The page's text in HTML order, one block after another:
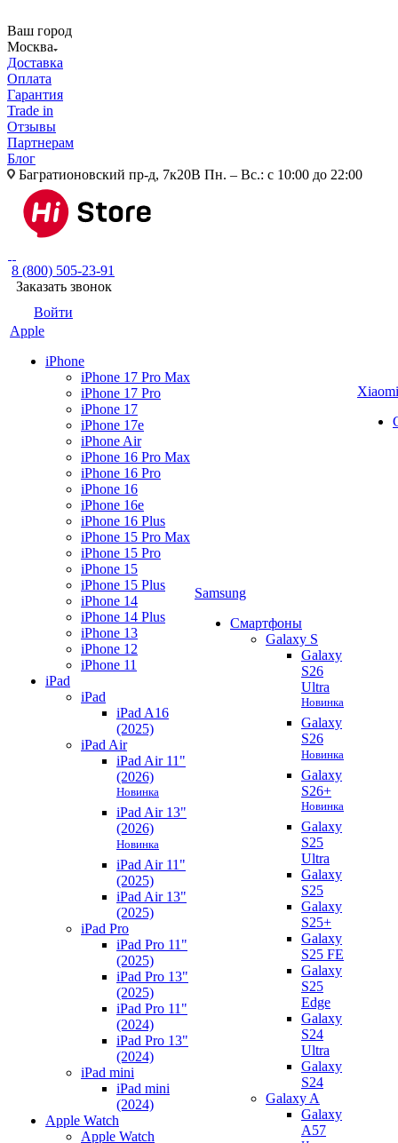
Ваш город
Москва
Доставка
Оплата
Гарантия
Trade in
Отзывы
Партнерам
Блог
Багратионовский пр-д, 7к20В Пн. – Вс.: с 10:00 до 22:00
8 (800) 505-23-91
Заказать звонок
Войти
Apple
iPhone
iPhone 17 Pro Max
iPhone 17 Pro
iPhone 17
iPhone 17e
iPhone Air
iPhone 16 Pro Max
iPhone 16 Pro
iPhone 16
iPhone 16e
iPhone 16 Plus
iPhone 15 Pro Max
iPhone 15 Pro
iPhone 15
iPhone 15 Plus
iPhone 14
iPhone 14 Plus
iPhone 13
iPhone 12
iPhone 11
iPad
iPad
iPad A16
(2025)
iPad Air
iPad Air 11"
(2026)
Новинка
iPad Air 13"
(2026)
Новинка
iPad Air 11"
(2025)
iPad Air 13"
(2025)
iPad Pro
iPad Pro 11"
(2025)
iPad Pro 13"
(2025)
iPad Pro 11"
(2024)
iPad Pro 13"
(2024)
iPad mini
iPad mini
(2024)
Apple Watch
Apple Watch
Samsung
Смартфоны
Galaxy S
Galaxy
S26
Ultra
Новинка
Galaxy
S26
Новинка
Galaxy
S26+
Новинка
Galaxy
S25
Ultra
Galaxy
S25
Galaxy
S25+
Galaxy
S25 FE
Galaxy
S25
Edge
Galaxy
S24
Ultra
Galaxy
S24
Galaxy A
Galaxy
A57
Xiaomi